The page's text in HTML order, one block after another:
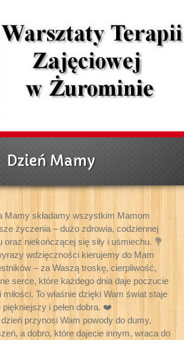
Dzień Mamy
Mamy składamy wszystkim Mamom
życzenia – dużo zdrowia, codziennej
oraz niekończącej się siły i uśmiechu. 💐
wdzięczności kierujemy do Mam
– za Waszą troskę, cierpliwość,
serce, które każdego dnia daje poczucie
To właśnie dzięki Wam świat staje
piękniejszy i pełen dobra. ❤️
przynosi Wam powody do dumy,
a dobro, które dajecie innym, wraca do